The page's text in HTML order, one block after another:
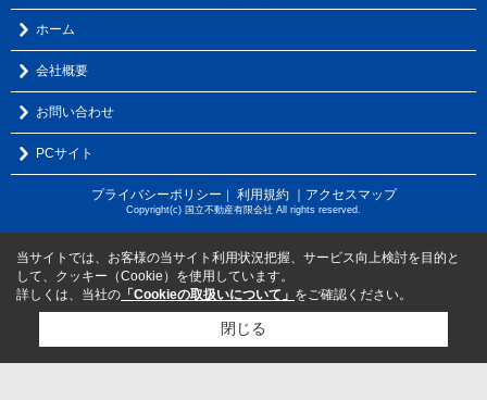
ホーム
会社概要
お問い合わせ
PCサイト
プライバシーポリシー ｜ 利用規約 ｜アクセスマップ
Copyright(c) 国立不動産有限会社 All rights reserved.
当サイトでは、お客様の当サイト利用状況把握、サービス向上検討を目的と
して、クッキー（Cookie）を使用しています。
詳しくは、当社の 「Cookieの取扱いについて」 をご確認ください。
閉じる